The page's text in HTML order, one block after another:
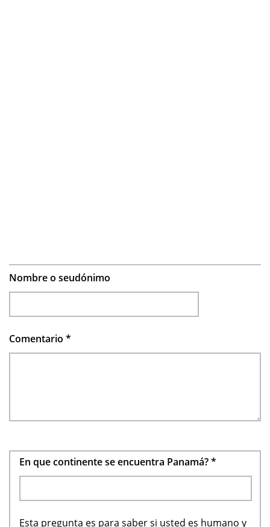
Nombre o seudónimo
Comentario *
En que continente se encuentra Panamá?*
Esta pregunta es para saber si usted es humano y